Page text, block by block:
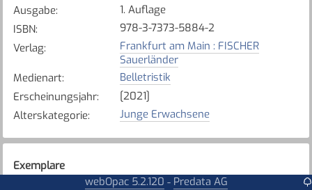
Ausgabe:
1. Auflage
ISBN:
978-3-7373-5884-2
Verlag:
Frankfurt am Main : FISCHER
Sauerländer
Medienart:
Belletristik
Erscheinungsjahr:
[2021]
Alterskategorie: Junge Erwachsene
Exemplare
webOpac 5.2.120 - Predata AG